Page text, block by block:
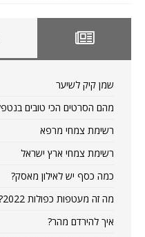
שמן קיק לשיער
מהם הסרטים הכי טובים
רשימת צמחי מרפא
רשימת צמחי ארץ ישראל
כמה כסף יש לאילון מאסק?
מה זה מעטפות כפולות 2022?
איך להירדם מהר?